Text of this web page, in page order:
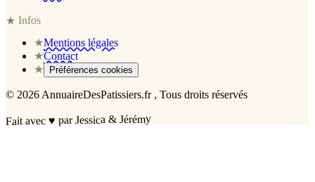
★Infos
★Mentions légales
★Contact
★
Préférences cookies
© 2026 AnnuaireDesPatissiers.fr , Tous droits réservés
Fait avec♥ par Jessica & Jérémy